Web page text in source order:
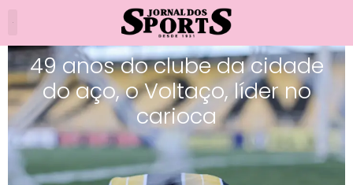
49 anos do clube da cidade
do aço, o Voltaço, líder no
carioca